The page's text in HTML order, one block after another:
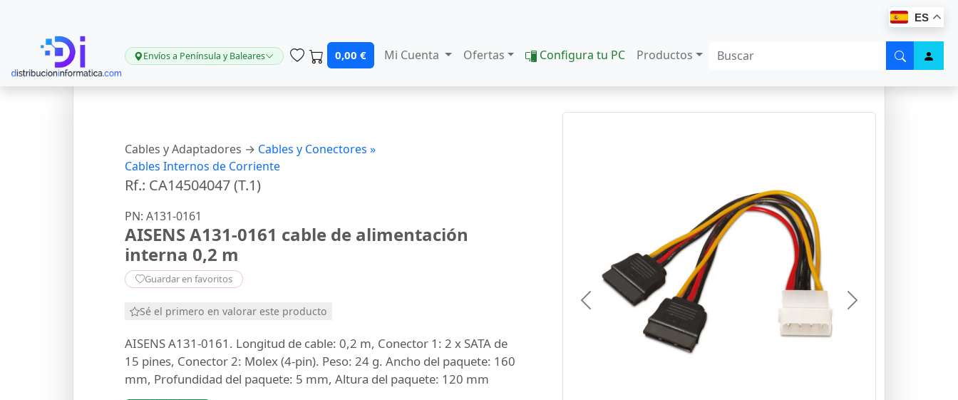
ES
Envíos a Península y Baleares 0,00 € Mi Cuenta Ofertas Configura tu PC Productos
Cables y Adaptadores → Cables y Conectores »
Cables Internos de Corriente
Rf.: CA14504047 (T.1)
PN: A131-0161
AISENS A131-0161 cable de alimentación
interna 0,2 m
Guardar en favoritos
Sé el primero en valorar este producto
AISENS A131-0161. Longitud de cable: 0,2 m, Conector 1: 2 x SATA de
15 pines, Conector 2: Molex (4-pin). Peso: 24 g. Ancho del paquete: 160
mm, Profundidad del paquete: 5 mm, Altura del paquete: 120 mm
Previous Next